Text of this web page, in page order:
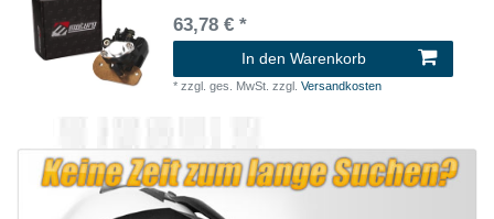
63,78 € *
In den Warenkorb
*zzgl. ges. MwSt. zzgl.Versandkosten